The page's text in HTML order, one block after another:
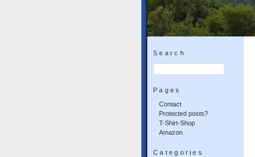
Search
Pages
Contact
Protected posts?
T-Shirt-Shop
Amazon
Categories